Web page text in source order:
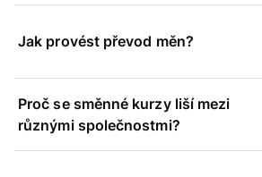
Jak provést převod měn?
Proč se směnné kurzy liší mezi
různými společnostmi?